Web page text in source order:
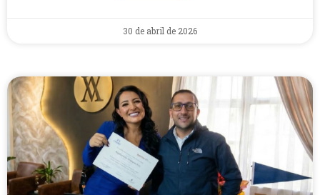
30 de abril de 2026